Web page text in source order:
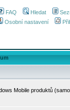
FAQ Hledat
Osobní nastavení
Mobile produktů